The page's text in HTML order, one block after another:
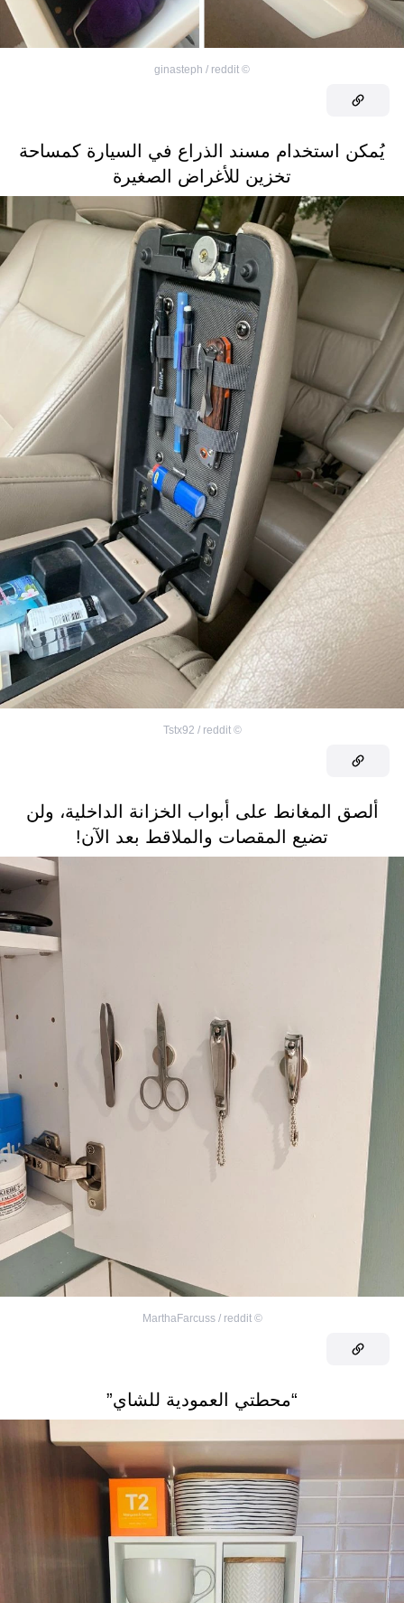
©
ginasteph / reddit
يُمكن استخدام مسند الذراع في السيارة كمساحة
تخزين للأغراض الصغيرة
©
Tstx92 / reddit
ألصق المغانط على أبواب الخزانة الداخلية، ولن
تضيع المقصات والملاقط بعد الآن!
©
MarthaFarcuss / reddit
“محطتي العمودية للشاي”